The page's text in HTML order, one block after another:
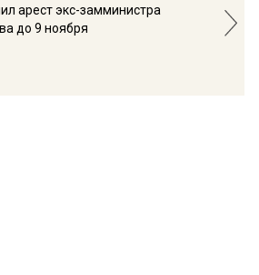
арест экс-замминистра
до 9 ноября